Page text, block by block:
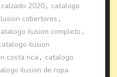
2020 , catalogo
cobertores ,
ilusion completo ,
ilusion
costa rica , catalogo
ilusion de ropa